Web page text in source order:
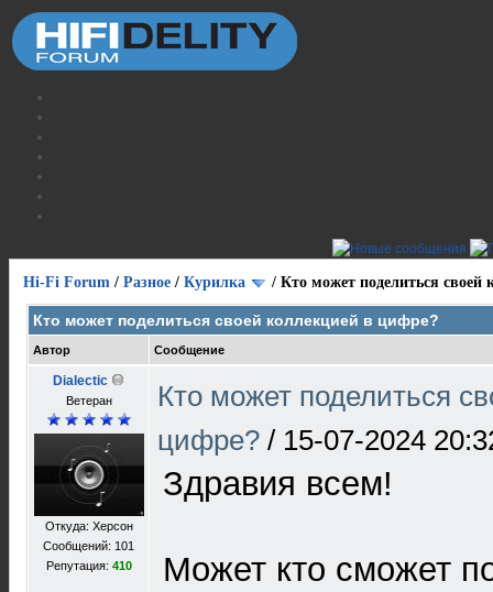
Hi-Fi Forum / Разное / Курилка / Кто может поделиться своей
Кто может поделиться своей коллекцией в цифре?
Автор Сообщение
Dialectic
Ветеран
Откуда: Херсон
Сообщений: 101
Репутация: 410
Кто может поделиться
цифре? / 15-07-2024
Здравия всем!
Может кто сможет